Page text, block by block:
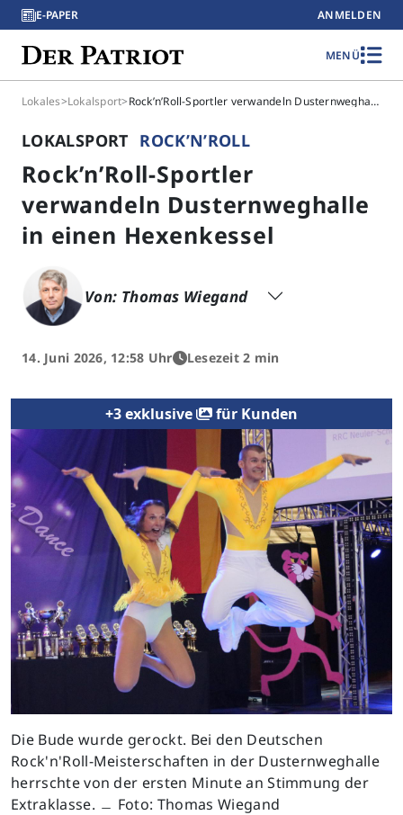
E-PAPER ANMELDEN
MENÜ
Lokales>Lokalsport> Rock’n’Roll-Sportler verwandeln Dusternweghalle in einen Hexenkessel
LOKALSPORT ROCK’N’ROLL
Rock’n’Roll-Sportler
verwandeln Dusternweghalle
in einen Hexenkessel
Von: Thomas Wiegand
14. Juni 2026, 12:58 Uhr Lesezeit 2 min
+3 exklusive für Kunden
Die Bude wurde gerockt. Bei den Deutschen
Rock'n'Roll-Meisterschaften in der Dusternweghalle
herrschte von der ersten Minute an Stimmung der
Extraklasse. ﹘ Foto: Thomas Wiegand